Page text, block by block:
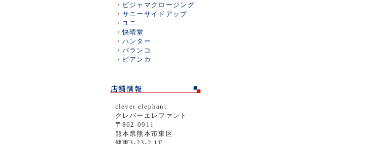
・ ピジャマクロージング
・ サニーサイドアップ
・ ユニ
・快晴堂
・ ハンター
・ パランコ
・ ビアンカ
clever elephant
クレバーエレファント
〒862-0911
熊本県熊本市東区
健軍3-23-2 1F